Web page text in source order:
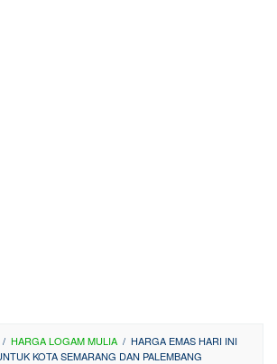
/ HARGA LOGAM MULIA / HARGA EMAS HARI INI
KOTA SEMARANG DAN PALEMBANG